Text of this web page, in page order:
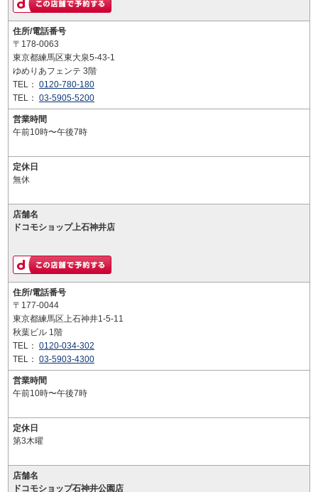
住所/電話番号
〒178-0063
東京都練馬区東大泉5-43-1
ゆめりあフェンテ 3階
TEL： 0120-780-180
TEL： 03-5905-5200
営業時間
午前10時〜午後7時
定休日
無休
店舗名
ドコモショップ上石神井店
住所/電話番号
〒177-0044
東京都練馬区上石神井1-5-11
秋葉ビル 1階
TEL： 0120-034-302
TEL： 03-5903-4300
営業時間
午前10時〜午後7時
定休日
第3木曜
店舗名
ドコモショップ石神井公園店